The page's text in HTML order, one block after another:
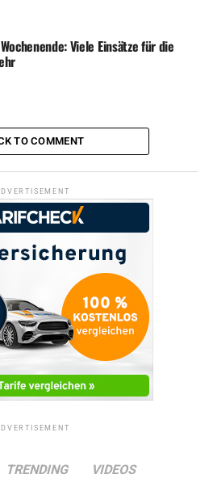
der Einsatz für die Feuerwehr
beendet.
FEUERWEHR
Angriff wegen Zigaretten
gegen kalte Füße
Viele Einsätze für die
TO COMMENT
TRENDING VIDEOS